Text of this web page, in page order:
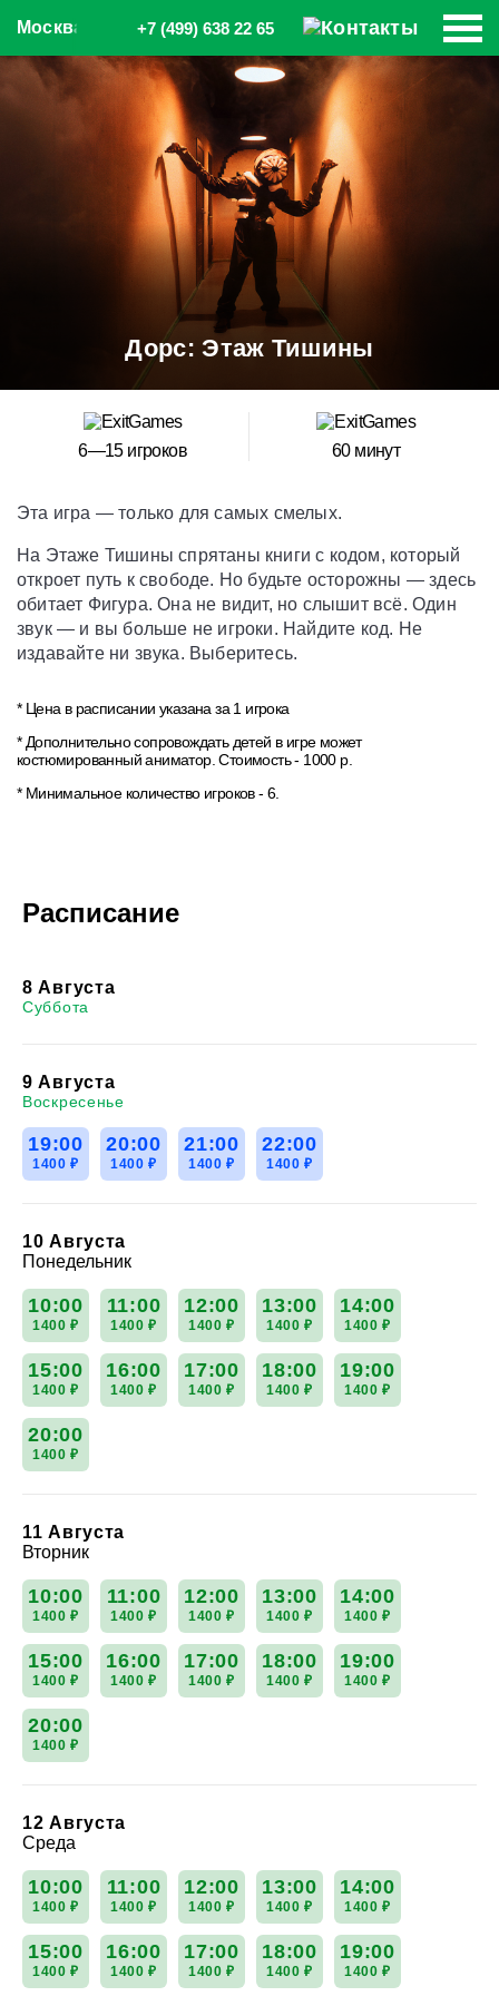
Москва +7 (499) 638 22 65
Дорс: Этаж Тишины
6—15 игроков 60 минут
Эта игра — только для самых смелых.
На Этаже Тишины спрятаны книги с кодом, который
откроет путь к свободе. Но будьте осторожны — здесь
обитает Фигура. Она не видит, но слышит всё. Один
звук — и вы больше не игроки. Найдите код. Не
издавайте ни звука. Выберитесь.
* Цена в расписании указана за 1 игрока
* Дополнительно сопровождать детей в игре может
костюмированный аниматор. Стоимость - 1000 р.
* Минимальное количество игроков - 6.
Расписание
8 Августа
Суббота
9 Августа
Воскресенье
19:00
1400 ₽
20:00
1400 ₽
21:00
1400 ₽
22:00
1400 ₽
10 Августа
Понедельник
10:00
1400 ₽
11:00
1400 ₽
12:00
1400 ₽
13:00
1400 ₽
14:00
1400 ₽
15:00
1400 ₽
16:00
1400 ₽
17:00
1400 ₽
18:00
1400 ₽
19:00
1400 ₽
20:00
1400 ₽
11 Августа
Вторник
10:00
1400 ₽
11:00
1400 ₽
12:00
1400 ₽
13:00
1400 ₽
14:00
1400 ₽
15:00
1400 ₽
16:00
1400 ₽
17:00
1400 ₽
18:00
1400 ₽
19:00
1400 ₽
20:00
1400 ₽
12 Августа
Среда
10:00
1400 ₽
11:00
1400 ₽
12:00
1400 ₽
13:00
1400 ₽
14:00
1400 ₽
15:00
1400 ₽
16:00
1400 ₽
17:00
1400 ₽
18:00
1400 ₽
19:00
1400 ₽